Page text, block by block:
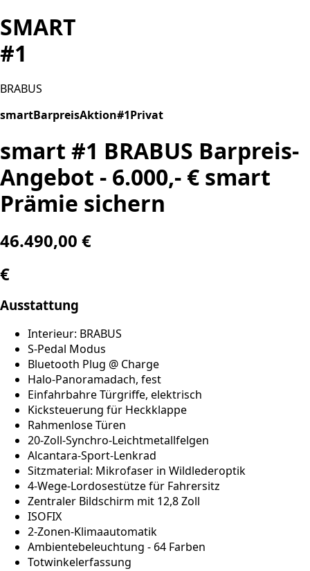
SMART
#1
BRABUS
smartBarpreisAktion#1Privat
smart #1 BRABUS Barpreis-
Angebot - 6.000,- € smart
Prämie sichern
46.490,00 €
€
Ausstattung
Interieur: BRABUS
S-Pedal Modus
Bluetooth Plug @ Charge
Halo-Panoramadach, fest
Einfahrbahre Türgriffe, elektrisch
Kicksteuerung für Heckklappe
Rahmenlose Türen
20-Zoll-Synchro-Leichtmetallfelgen
Alcantara-Sport-Lenkrad
Sitzmaterial: Mikrofaser in Wildlederoptik
4-Wege-Lordosestütze für Fahrersitz
Zentraler Bildschirm mit 12,8 Zoll
ISOFIX
2-Zonen-Klimaautomatik
Ambientebeleuchtung - 64 Farben
Totwinkelerfassung